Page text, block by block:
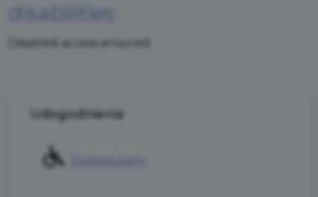
disabilities
Disabled access ensured.
Udogodnienia
Dostosowany